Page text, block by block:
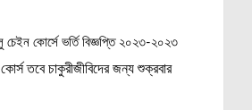
চেইন কোর্সে ভর্তি বিজ্ঞপ্তি ২০২৩-২০২৩
তবে চাকুরীজীবিদের জন্য শুক্রবার